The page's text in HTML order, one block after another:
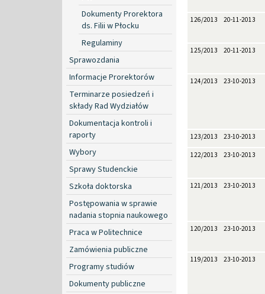
Dokumenty Prorektora
ds. Filii w Płocku
Regulaminy
Sprawozdania
Informacje Prorektorów
Terminarze posiedzeń i
składy Rad Wydziałów
Dokumentacja kontroli i
raporty
Wybory
Sprawy Studenckie
Szkoła doktorska
Postępowania w sprawie
nadania stopnia naukowego
Praca w Politechnice
Zamówienia publiczne
Programy studiów
Dokumenty publiczne
126/2013 20-11-2013
125/2013 20-11-2013
124/2013 23-10-2013
123/2013 23-10-2013
122/2013 23-10-2013
121/2013 23-10-2013
120/2013 23-10-2013
119/2013 23-10-2013